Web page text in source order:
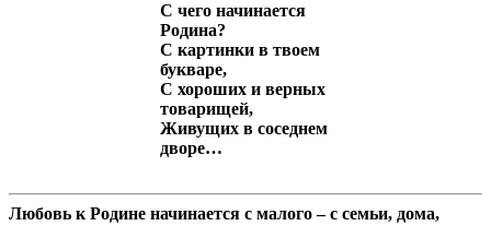
С чего начинается
Родина?
С картинки в твоем
букваре,
С хороших и верных
товарищей,
Живущих в соседнем
дворе…
Любовь к Родине начинается с малого – с семьи, дома,